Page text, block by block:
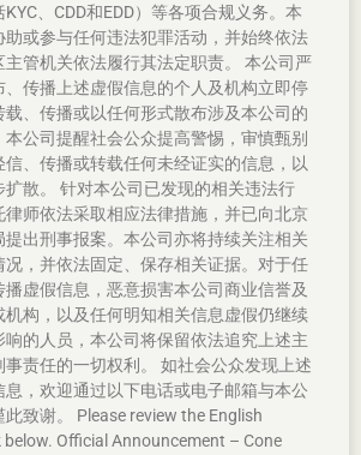
、CDD和EDD）等各项合规义务。本
助或参与任何违法犯罪活动，并始终依法
管机关依法履行其法定职责。 本公司严
、传播上述虚假信息的个人及机构立即停
载、传播或以任何形式散布涉及本公司的
本公司提醒社会公众提高警惕，审慎甄别
信、传播或转载任何未经证实的信息，以
扩散。 针对本公司已发现的相关违法行
律师依法采取相应法律措施，并已向北京
出刑事报案。本公司亦将持续关注相关
况，并依法固定、保存相关证据。对于任
虚假信息，恶意损害本公司商业信誉及
机构，以及任何明知相关信息虚假仍继续
的人员，本公司将保留依法追究上述主
责任的一切权利。 如社会公众发现上述
，欢迎通过以下电话或电子邮箱与本公
致谢。 Please review the English
Official Announcement – Cone